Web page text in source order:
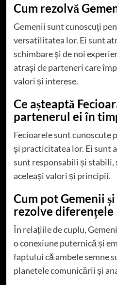
Cum rezolvă
Gemenii sunt cunoscuți
versatilitatea lor. Ei sunt
schimbare și de noi
atrași de parteneri care
valori și interese.
Ce așteaptă
partenerul ei în
Fecioarele sunt cunoscute
și practicitatea lor. Ei sunt
sunt responsabili și stabili,
aceleași valori și principii.
Cum pot Gemenii și
rezolve diferențele
În relațiile de cuplu,
o conexiune puternică și
faptului că ambele semne
planetele comunicării și